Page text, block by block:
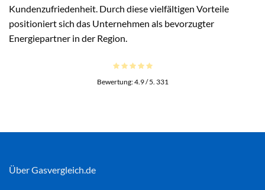
Kundenzufriedenheit. Durch diese vielfältigen Vorteile
positioniert sich das Unternehmen als bevorzugter
Energiepartner in der Region.
Bewertung:4.9/ 5. 331
Über Gasvergleich.de